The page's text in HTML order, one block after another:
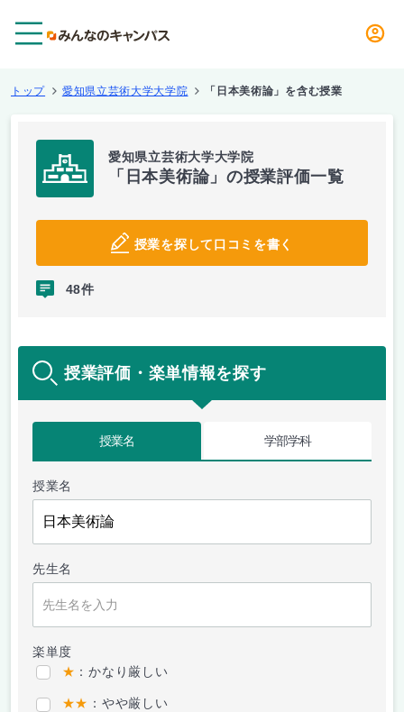
トップ 愛知県立芸術大学大学院 「日本美術論」を含む授業
愛知県立芸術大学大学院
「日本美術論」の授業評価一覧
授業を探して口コミを書く
48件
授業評価・楽単情報を探す
授業名 学部学科
授業名
先生名
楽単度
★ ：かなり厳しい
★★ ：やや厳しい